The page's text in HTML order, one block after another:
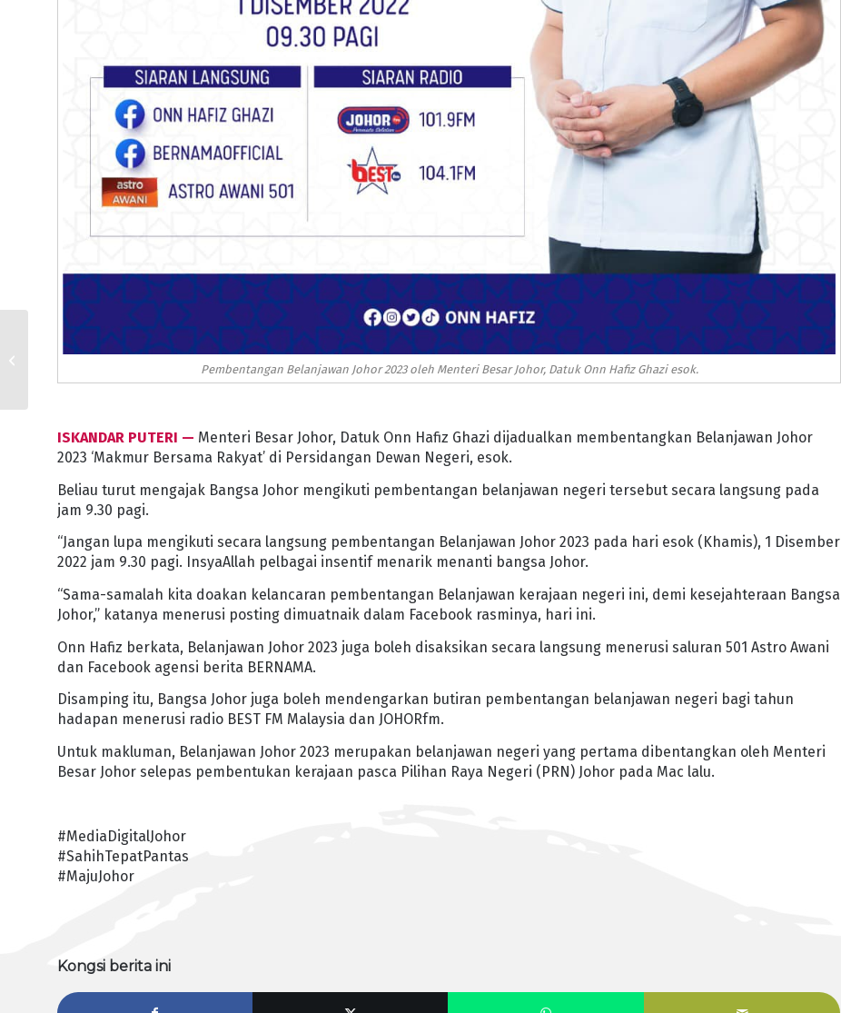
Pembentangan Belanjawan Johor 2023 oleh Menteri Besar Johor, Datuk Onn Hafiz Ghazi esok.
ISKANDAR PUTERI — Menteri Besar Johor, Datuk Onn Hafiz Ghazi dijadualkan membentangkan Belanjawan Johor
2023 ‘Makmur Bersama Rakyat’ di Persidangan Dewan Negeri, esok.
Beliau turut mengajak Bangsa Johor mengikuti pembentangan belanjawan negeri tersebut secara langsung pada
jam 9.30 pagi.
“Jangan lupa mengikuti secara langsung pembentangan Belanjawan Johor 2023 pada hari esok (Khamis), 1 Disember
2022 jam 9.30 pagi. InsyaAllah pelbagai insentif menarik menanti bangsa Johor.
“Sama-samalah kita doakan kelancaran pembentangan Belanjawan kerajaan negeri ini, demi kesejahteraan Bangsa
Johor,” katanya menerusi posting dimuatnaik dalam Facebook rasminya, hari ini.
Onn Hafiz berkata, Belanjawan Johor 2023 juga boleh disaksikan secara langsung menerusi saluran 501 Astro Awani
dan Facebook agensi berita BERNAMA.
Disamping itu, Bangsa Johor juga boleh mendengarkan butiran pembentangan belanjawan negeri bagi tahun
hadapan menerusi radio BEST FM Malaysia dan JOHORfm.
Untuk makluman, Belanjawan Johor 2023 merupakan belanjawan negeri yang pertama dibentangkan oleh Menteri
Besar Johor selepas pembentukan kerajaan pasca Pilihan Raya Negeri (PRN) Johor pada Mac lalu.
#MediaDigitalJohor
#SahihTepatPantas
#MajuJohor
Kongsi berita ini
LARIAN UTOS SEBAGAI